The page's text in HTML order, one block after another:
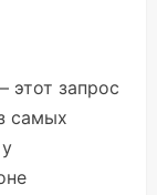
этот запрос
самых